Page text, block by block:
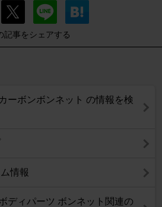
記事をシェアする
ーボンボンネット の情報を検
情報
ディパーツ ボンネット関連の